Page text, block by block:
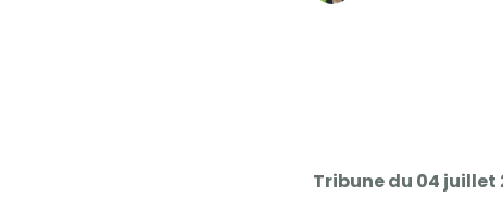
Tribune du 04 juillet